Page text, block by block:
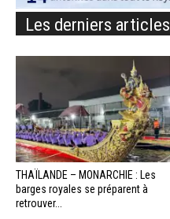
Les derniers articles
THAÏLANDE – MONARCHIE : Les
barges royales se préparent à
retrouver...